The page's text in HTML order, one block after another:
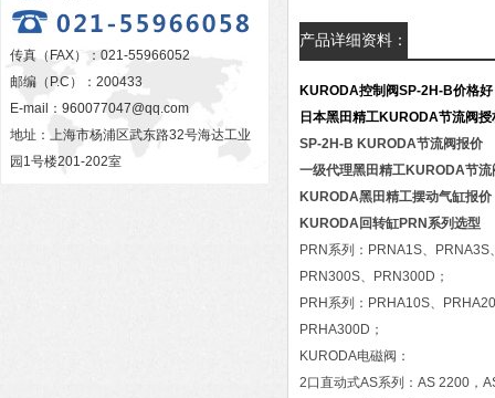
传真（FAX）：021-55966052
邮编（P.C）：200433
E-mail： 960077047@qq.com
地址：上海市杨浦区武东路32号海达工业
园1号楼201-202室
产品详细资料：
KURODA控制阀SP-2H-B价格好
日本黑田精工KURODA节流阀
SP-2H-B KURODA节流阀报价
一级代理黑田精工KURODA节
KURODA黑田精工摆动气缸报价
KURODA回转缸PRN系列选型
PRN系列：PRNA1S、
PRN300S、PRN300D；
PRH系列：PRHA10S、
PRHA300D；
KURODA电磁阀：
2口直动式AS系列：AS 2200，